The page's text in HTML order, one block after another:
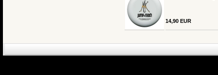
14,90 EUR